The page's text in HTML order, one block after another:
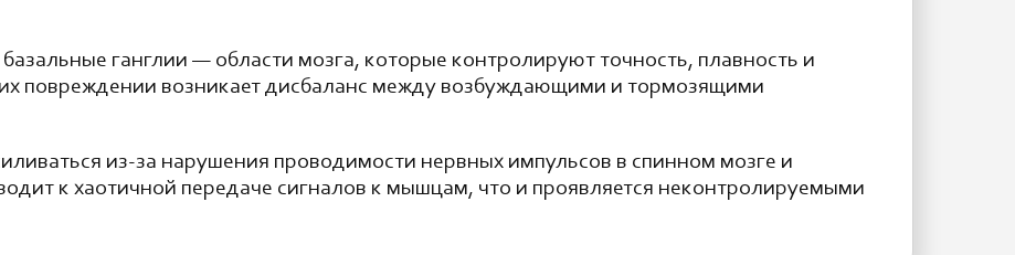
ганглии — области мозга, которые контролируют точность, плавность и
повреждении возникает дисбаланс между возбуждающими и тормозящими
из-за нарушения проводимости нервных импульсов в спинном мозге и
к хаотичной передаче сигналов к мышцам, что и проявляется неконтролируемыми